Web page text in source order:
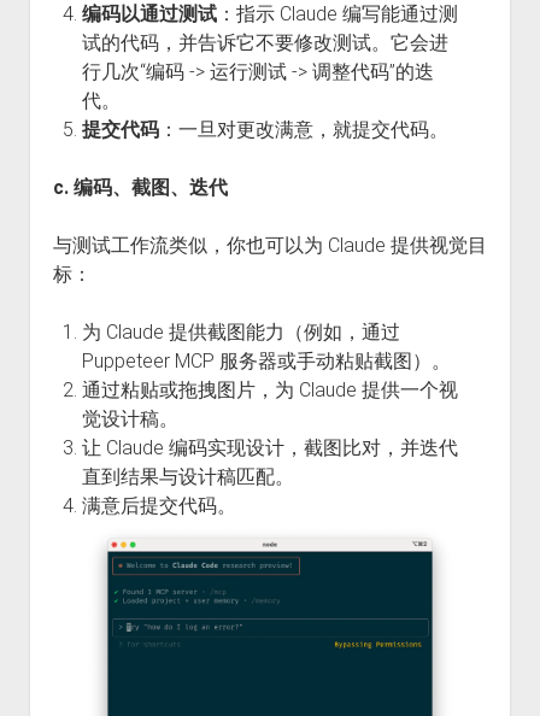
编码以通过测试：指示 Claude 编写能通过测
试的代码，并告诉它不要修改测试。它会进
行几次“编码 -> 运行测试 -> 调整代码”的迭
代。
提交代码：一旦对更改满意，就提交代码。
c. 编码、截图、迭代
与测试工作流类似，你也可以为 Claude 提供视觉目
标：
为 Claude 提供截图能力（例如，通过
Puppeteer MCP 服务器或手动粘贴截图）。
通过粘贴或拖拽图片，为 Claude 提供一个视
觉设计稿。
让 Claude 编码实现设计，截图比对，并迭代
直到结果与设计稿匹配。
满意后提交代码。